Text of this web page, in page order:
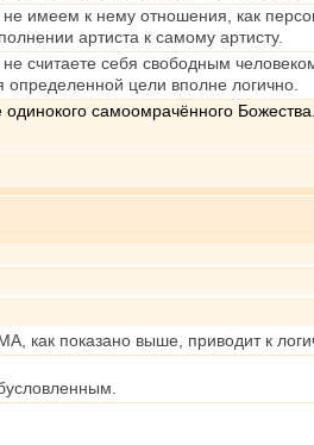
имеем к нему отношения, как
артиста к самому артисту.
себя свободным
цели вполне логично.
самоомрачённого Божества.
как показано выше, приводит к